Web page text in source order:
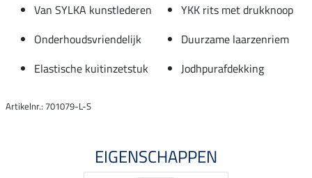
Van SYLKA kunstlederen
YKK rits met drukknoop
Onderhoudsvriendelijk
Duurzame laarzenriem
Elastische kuitinzetstuk
Jodhpurafdekking
Artikelnr.: 701079-L-S
EIGENSCHAPPEN